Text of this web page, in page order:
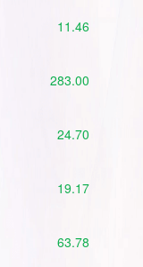
11.46
283.00
24.70
19.17
63.78